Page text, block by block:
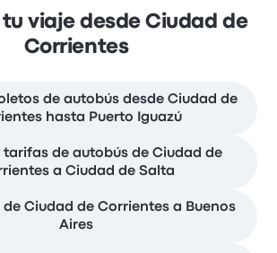
viaje desde Ciudad de
Corrientes
de autobús desde Ciudad de
hasta Puerto Iguazú
tarifas de autobús de Ciudad de
a Ciudad de Salta
Ciudad de Corrientes a Buenos
Aires